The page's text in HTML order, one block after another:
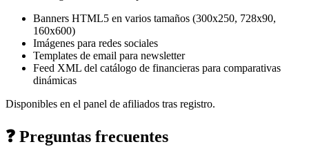
Banners HTML5 en varios tamaños (300x250, 728x90,
160x600)
Imágenes para redes sociales
Templates de email para newsletter
Feed XML del catálogo de financieras para comparativas
dinámicas
Disponibles en el panel de afiliados tras registro.
❓ Preguntas frecuentes